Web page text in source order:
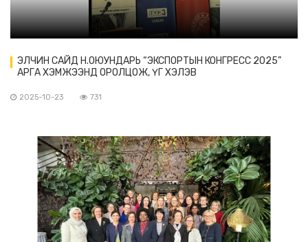
ЭЛЧИН САЙД Н.ОЮУНДАРЬ “ЭКСПОРТЫН КОНГРЕСС 2025”
АРГА ХЭМЖЭЭНД ОРОЛЦОЖ, ҮГ ХЭЛЭВ
2025-10-23 731